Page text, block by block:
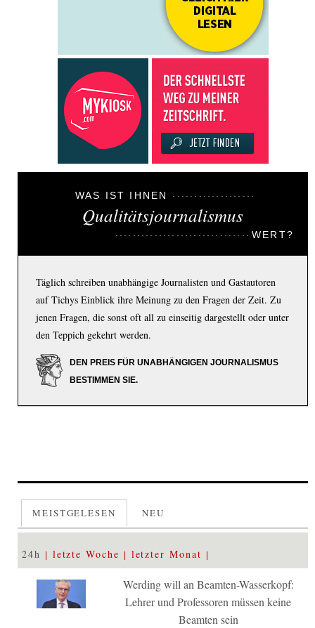
WAS IST IHNEN
Qualitätsjournalismus
WERT?
Täglich schreiben unabhängige Journalisten und Gastautoren
auf Tichys Einblick ihre Meinung zu den Fragen der Zeit. Zu
jenen Fragen, die sonst oft all zu einseitig dargestellt oder unter
den Teppich gekehrt werden.
DEN PREIS FÜR UNABHÄNGIGEN JOURNALISMUS
BESTIMMEN SIE.
MEISTGELESEN NEU
24h letzte Woche letzter Monat
Werding will an Beamten-Wasserkopf:
Lehrer und Professoren müssen keine
Beamten sein